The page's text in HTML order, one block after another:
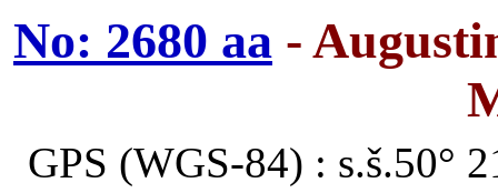
No: 2680 aa -
GPS (WGS-84) : s.š.50°